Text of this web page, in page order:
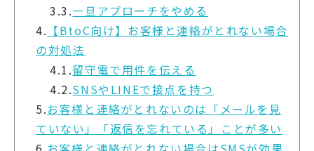
3.3.一旦アプローチをやめる
4. 【BtoC向け】お客様と連絡がとれない場合
の対処法
4.1.留守電で用件を伝える
4.2.SNSやLINEで接点を持つ
5.お客様と連絡がとれないのは「メールを見
ていない」「返信を忘れている」ことが多い